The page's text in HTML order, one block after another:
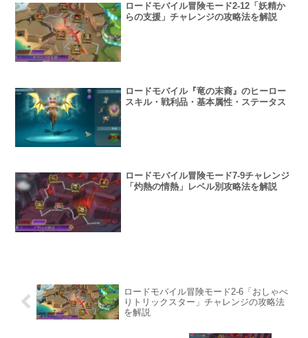
ロードモバイル冒険モード2-12「妖精か
らの支援」チャレンジの攻略法を解説
ロードモバイル『竜の末裔』のヒーロー
スキル・戦利品・基本属性・ステータス
ロードモバイル冒険モード7-9チャレンジ
「灼熱の情熱」レベル別攻略法を解説
ロードモバイル冒険モード2-6「おしゃべ
りトリックスター」チャレンジの攻略法
を解説